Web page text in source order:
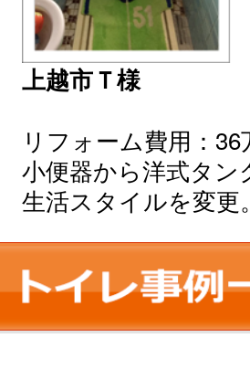
上越市Ｔ様
リフォーム費用：
小便器から洋式タン
生活スタイルを変更